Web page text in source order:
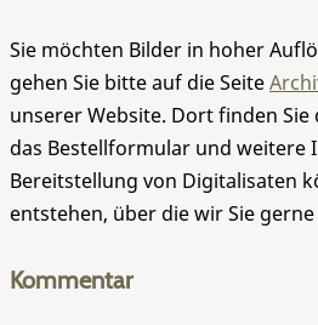
Sie möchten Bilder in hoher
gehen Sie bitte auf die Seite
unserer Website. Dort finden
das Bestellformular und weitere
Bereitstellung von Digitalisaten
entstehen, über die wir Sie
Kommentar